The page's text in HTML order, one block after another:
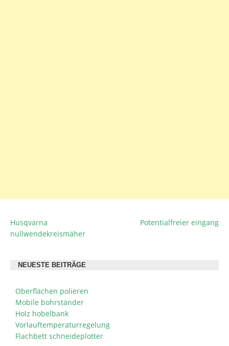
BEITRAGSNAVIGATION
Husqvarna
nullwendekreismäher
Potentialfreier eingang
NEUESTE BEITRÄGE
Oberflächen polieren
Mobile bohrständer
Holz hobelbank
Vorlauftemperaturregelung
Flachbett schneideplotter